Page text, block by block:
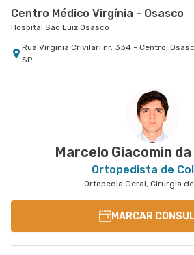
Centro Médico Virgínia - Osasco
Hospital São Luiz Osasco
Rua Virginia Crivilari nr. 334 - Centro,
SP
Avenida Joao Barreto de Menezes nr. 677 -
Santa Catarina, Sao Paulo - SP
Hospital e Maternidade São Luiz Anália Franco
Rua Antonio Camardo nr. 856 - Tatuape, Sao
Hospital e Maternidade São Luiz São Caetano
Alameda Caulim nr. 115 1° Andar - Ceramica,
Marcelo Giacomin
Ortopedista de
Ortopedia Geral, Cirurgia
MARCAR